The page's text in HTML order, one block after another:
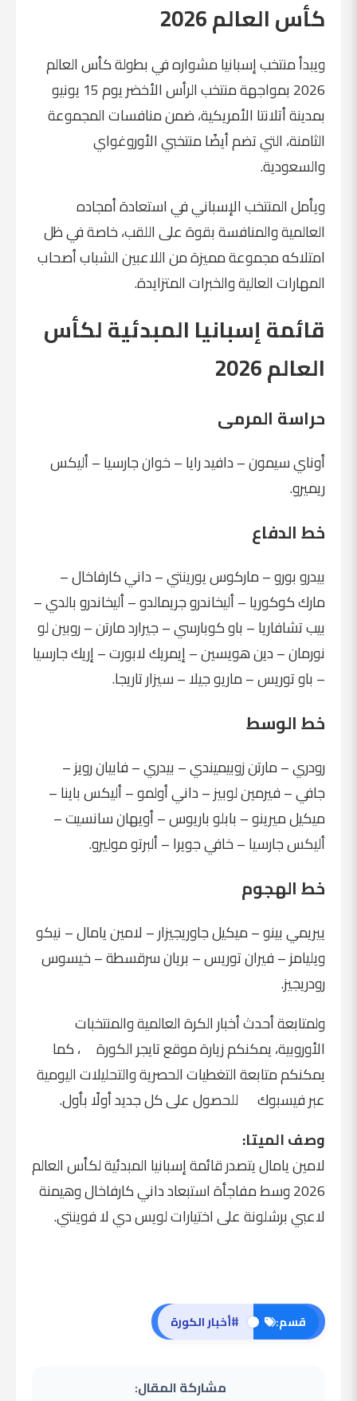
كأس العالم 2026
ويبدأ منتخب إسبانيا مشواره في بطولة كأس العالم
2026 بمواجهة منتخب الرأس الأخضر يوم 15 يونيو
بمدينة أتلانتا الأمريكية، ضمن منافسات المجموعة
الثامنة، التي تضم أيضًا منتخبيالأوروغواي
والسعودية.
ويأمل المنتخب الإسباني في استعادة أمجاده
العالمية والمنافسة بقوة على اللقب، خاصة في ظل
امتلاكه مجموعة مميزة من اللاعبين الشباب أصحاب
المهارات العالية والخبرات المتزايدة.
قائمة إسبانيا المبدئية لكأس
العالم 2026
حراسة المرمى
أوناي سيمون – دافيد رايا – خوان جارسيا – أليكس
ريميرو.
خط الدفاع
بيدرو بورو – ماركوس يورينتي – داني كارفاخال –
مارك كوكوريا – أليخاندرو جريمالدو – أليخاندرو بالدي –
بيب تشافاريا – باو كوبارسي – جيرارد مارتن – روبين لو
نورمان – دين هويسين – إيمريك لابورت – إريك جارسيا
– باو توريس – ماريو جيلا – سيزار تاريجا.
خط الوسط
رودري – مارتن زوبيميندي – بيدري – فابيان رويز –
جافي – فيرمين لوبيز – داني أولمو – أليكس باينا –
ميكيل ميرينو – بابلو باريوس – أويهان سانسيت –
أليكس جارسيا – خافي جويرا – ألبرتو موليرو.
خط الهجوم
ييريمي بينو – ميكيل جاوريجيزار – لامين يامال – نيكو
ويليامز – فيران توريس – بريان سرقسطة – خيسوس
رودريجيز.
ولمتابعة أحدث أخبار الكرة العالمية والمنتخبات
الأوروبية، يمكنكم زيارةموقع تايجر الكورة
، كما
يمكنكم متابعة التغطيات الحصرية والتحليلات اليومية
عبرفيسبوك
للحصول على كل جديد أولًا بأول.
وصف الميتا:
لامين يامال يتصدر قائمة إسبانيا المبدئية لكأس العالم
2026 وسط مفاجأة استبعاد داني كارفاخال وهيمنة
لاعبي برشلونة على اختيارات لويس دي لا فوينتي.
قسم: #أخبار الكورة
مشاركة المقال: